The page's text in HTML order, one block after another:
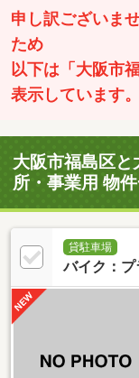
申し訳ございま
ため
以下は「大阪市
表示しています。
大阪市福島区
所・事業用 物
貸駐車場
バイク：